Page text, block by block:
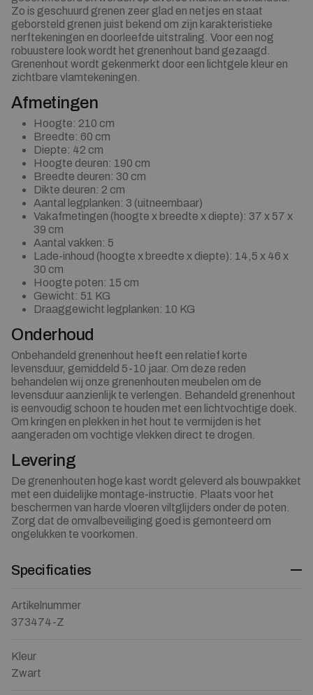
Zo is geschuurd grenen zeer glad en netjes en staat
geborsteld grenen juist bekend om zijn karakteristieke
nerftekeningen en doorleefde uitstraling. Voor een nog
robuustere look wordt het grenenhout band gezaagd.
Grenenhout wordt gekenmerkt door een lichtgele kleur en
zichtbare vlamtekeningen.
Afmetingen
Hoogte: 210 cm
Breedte: 60 cm
Diepte: 42 cm
Hoogte deuren: 190 cm
Breedte deuren: 30 cm
Dikte deuren: 2 cm
Aantal legplanken: 3 (uitneembaar)
Vakafmetingen (hoogte x breedte x diepte): 37 x 57 x
39 cm
Aantal vakken: 5
Lade-inhoud (hoogte x breedte x diepte): 14,5 x 46 x
30 cm
Hoogte poten: 15 cm
Gewicht: 51 KG
Draaggewicht legplanken: 10 KG
Onderhoud
Onbehandeld grenenhout heeft een relatief korte
levensduur, gemiddeld 5-10 jaar. Om deze reden
behandelen wij onze grenenhouten meubelen om de
levensduur aanzienlijk te verlengen. Behandeld grenenhout
is eenvoudig schoon te houden met een lichtvochtige doek.
Om kringen en plekken in het hout te vermijden is het
aangeraden om vochtige vlekken direct te drogen.
Levering
De grenenhouten hoge kast wordt geleverd als bouwpakket
met een duidelijke montage-instructie. Plaats voor het
beschermen van harde vloeren viltglijders onder de poten.
Zorg dat de omvalbeveiliging goed is gemonteerd om
ongelukken te voorkomen.
Specificaties
Artikelnummer
373474-Z
Kleur
Zwart